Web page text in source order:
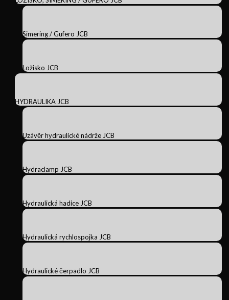
Simering / Gufero JCB
Ložisko JCB
HYDRAULIKA JCB
Uzávěr hydraulické nádrže JCB
Hydraclamp JCB
Hydraulická hadice JCB
Hydraulická rychlospojka JCB
Hydraulické čerpadlo JCB